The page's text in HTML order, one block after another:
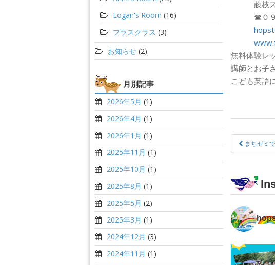
藤枝スタ
☎︎０９０
無料体験レ
講師とお子
こども英語
まちゼミ
Logan's Room (16)
プラスクラス (3)
お知らせ(2)
月別記事
2026年5月 (1)
2026年4月 (1)
2026年1月 (1)
2025年11月 (1)
2025年10月 (1)
2025年8月 (1)
2025年5月 (2)
2025年3月 (1)
2024年12月 (3)
2024年11月 (1)